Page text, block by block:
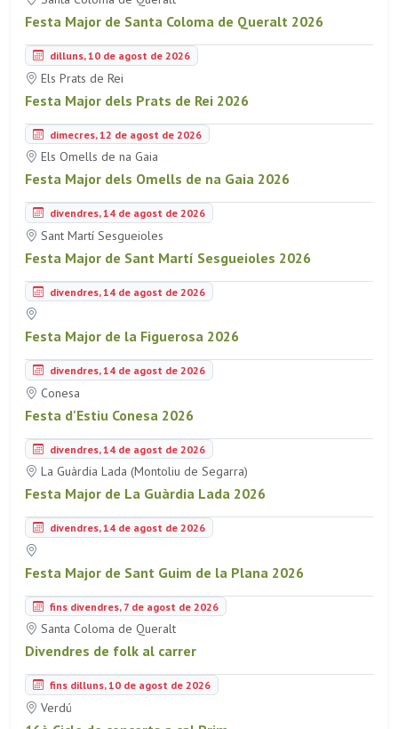
Festa Major de Santa Coloma de Queralt 2026
dilluns, 10 de agost de 2026
Els Prats de Rei
Festa Major dels Prats de Rei 2026
dimecres, 12 de agost de 2026
Els Omells de na Gaia
Festa Major dels Omells de na Gaia 2026
divendres, 14 de agost de 2026
Sant Martí Sesgueioles
Festa Major de Sant Martí Sesgueioles 2026
divendres, 14 de agost de 2026
Festa Major de la Figuerosa 2026
divendres, 14 de agost de 2026
Conesa
Festa d'Estiu Conesa 2026
divendres, 14 de agost de 2026
La Guàrdia Lada (Montoliu de Segarra)
Festa Major de La Guàrdia Lada 2026
divendres, 14 de agost de 2026
Festa Major de Sant Guim de la Plana 2026
fins divendres, 7 de agost de 2026
Santa Coloma de Queralt
Divendres de folk al carrer
fins dilluns, 10 de agost de 2026
Verdú